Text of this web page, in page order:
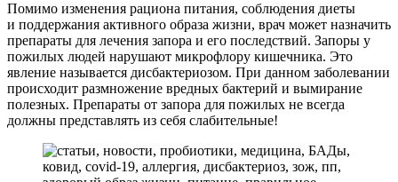
Помимо изменения рациона питания, соблюдения диеты
и поддержания активного образа жизни, врач может назначить
препараты для лечения запора и его последствий. Запоры у
пожилых людей нарушают микрофлору кишечника. Это
явление называется дисбактериозом. При данном заболевании
происходит размножение вредных бактерий и вымирание
полезных. Препараты от запора для пожилых не всегда
должны представлять из себя слабительные!